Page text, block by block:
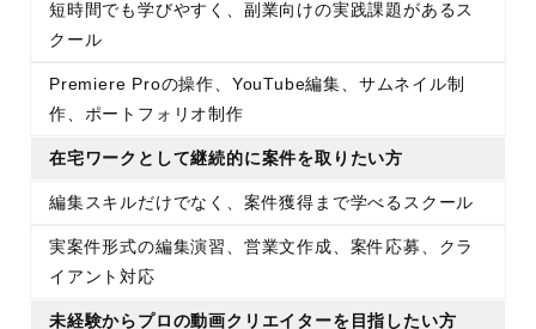
短時間でも学びやすく、副業向けの実践課題があるス
クール
Premiere Proの操作、YouTube編集、サムネイル制
作、ポートフォリオ制作
在宅ワークとして継続的に案件を取りたい方
編集スキルだけでなく、案件獲得まで学べるスクール
実案件形式の編集演習、営業文作成、案件応募、クラ
イアント対応
未経験からプロの動画クリエイターを目指したい方